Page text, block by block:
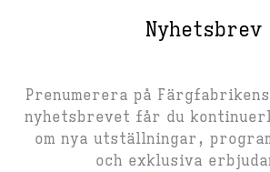
Nyhetsbrev
Prenumerera på
nyhetsbrevet får du
om nya utställningar,
och exklusiva